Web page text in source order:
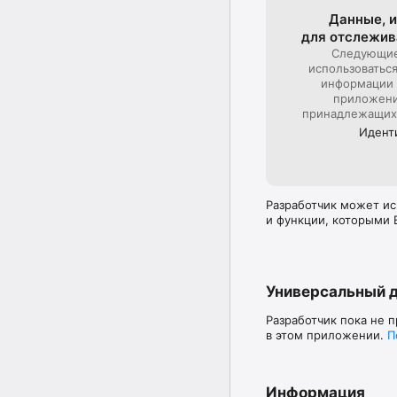
Вы можете
время после
указаны в долларах
меняться без
Отмена текущей
подписку, вы можете
Пользовательское
Данные,
для
информации
Разработчик может
и функции, которыми
Универсальный
Разработчик пока не
в этом приложении.
Информация